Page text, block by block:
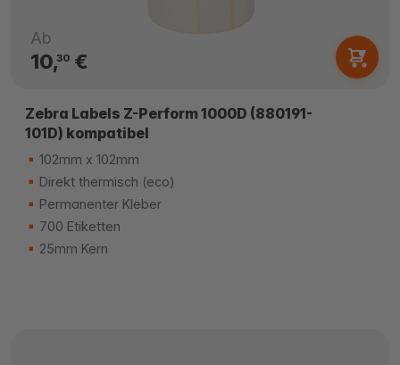
Ab
10,30€
Zebra Labels Z-Perform 1000D (880191-
101D) kompatibel
102mm x 102mm
Direkt thermisch (eco)
Permanenter Kleber
700 Etiketten
25mm Kern